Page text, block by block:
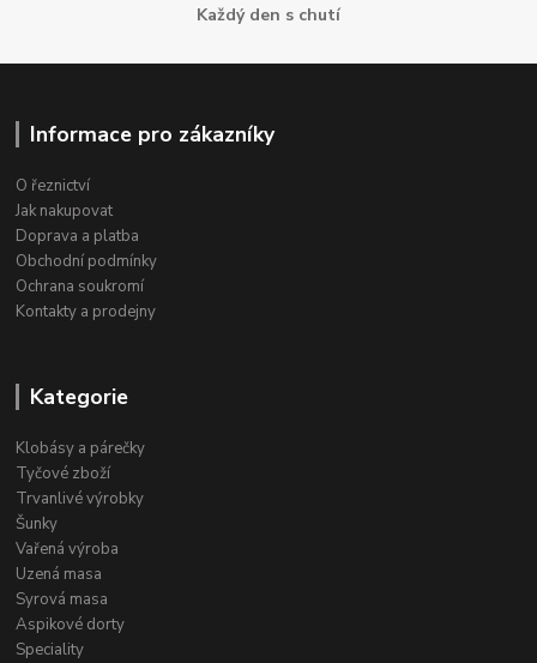
Každý den s chutí
Informace pro zákazníky
O řeznictví
Jak nakupovat
Doprava a platba
Obchodní podmínky
Ochrana soukromí
Kontakty a prodejny
Kategorie
Klobásy a párečky
Tyčové zboží
Trvanlivé výrobky
Šunky
Vařená výroba
Uzená masa
Syrová masa
Aspikové dorty
Speciality